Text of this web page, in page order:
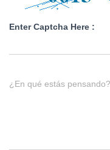
Enter Captcha Here :
¿En qué estás pensando?